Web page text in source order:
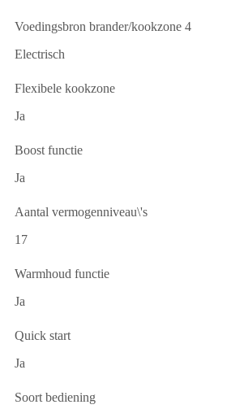
Voedingsbron brander/kookzone 4
Electrisch
Flexibele kookzone
Ja
Boost functie
Ja
Aantal vermogenniveau\'s
17
Warmhoud functie
Ja
Quick start
Ja
Soort bediening